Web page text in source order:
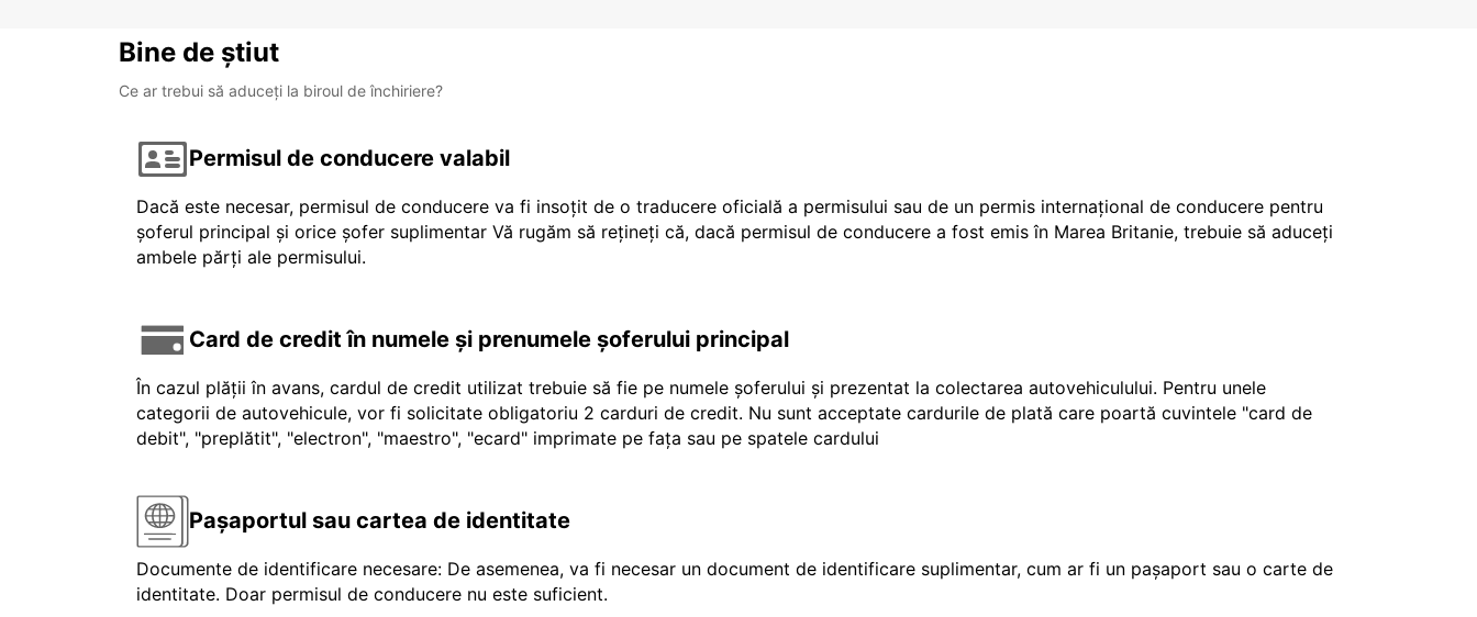
Bine de știut
Ce ar trebui să aduceți la biroul de închiriere?
Permisul de conducere valabil
Dacă este necesar, permisul de conducere va fi insoțit de o traducere oficială a permisului sau de un permis internațional de conducere pentru
șoferul principal și orice șofer suplimentar Vă rugăm să rețineți că, dacă permisul de conducere a fost emis în Marea Britanie, trebuie să aduceți
ambele părți ale permisului.
Card de credit în numele și prenumele șoferului principal
În cazul plății în avans, cardul de credit utilizat trebuie să fie pe numele șoferului și prezentat la colectarea autovehiculului. Pentru unele
categorii de autovehicule, vor fi solicitate obligatoriu 2 carduri de credit. Nu sunt acceptate cardurile de plată care poartă cuvintele "card de
debit", "preplătit", "electron", "maestro", "ecard" imprimate pe fața sau pe spatele cardului
Pașaportul sau cartea de identitate
Documente de identificare necesare: De asemenea, va fi necesar un document de identificare suplimentar, cum ar fi un pașaport sau o carte de
identitate. Doar permisul de conducere nu este suficient.